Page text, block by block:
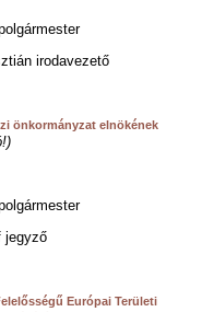
irodavezető
önkormányzat elnökének
Európai Területi